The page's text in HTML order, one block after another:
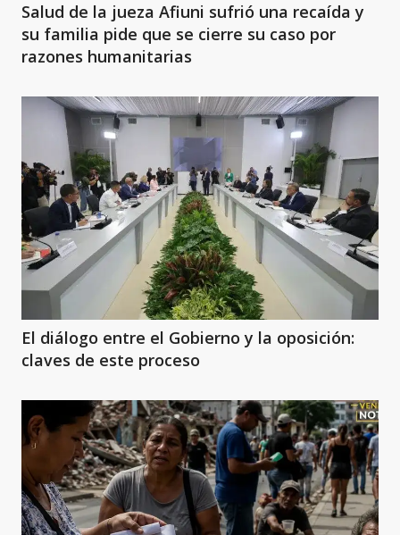
Salud de la jueza Afiuni sufrió una recaída y
su familia pide que se cierre su caso por
razones humanitarias
El diálogo entre el Gobierno y la oposición:
claves de este proceso